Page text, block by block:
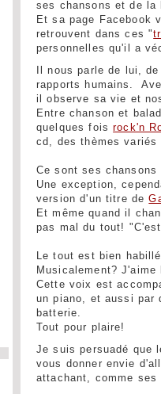
ses chansons et de la
Et sa page Facebook
retrouvent dans ces "
personnelles qu'il a
Il nous parle de lui,
rapports humains.
il observe sa vie et
Entre chanson et
quelques foisrock'n
cd, des thèmes
Ce sont ses
Une exception,
version d'un titre de
Et même quand il
pas mal du tout!
Le tout est bien
Musicalement? J'aime
Cette voix est
un piano, et aussi par
batterie.
Tout pour plaire!
Je suis persuadé que
vous donner envie
attachant, comme